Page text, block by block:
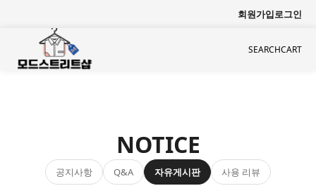
회원가입로그인
SEARCHCART
NOTICE
공지사항 Q&A 자유게시판 사용 리뷰